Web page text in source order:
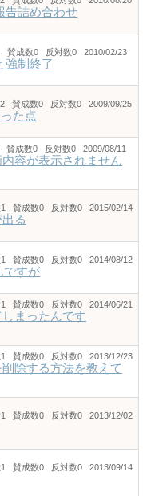
告詰め合わせ
賛成数0 反対数0 2010/02/23
強制終了
賛成数0 反対数0 2009/09/25
た点
賛成数0 反対数0 2009/08/11
容が表示されません
1 賛成数0 反対数0 2015/02/14
る
1 賛成数0 反対数0 2014/08/12
ですが
賛成数0 反対数0 2014/06/21
まったんです
1 賛成数0 反対数0 2013/12/23
除する方法を教えて
1 賛成数0 反対数0 2013/12/02
1 賛成数0 反対数0 2013/09/14